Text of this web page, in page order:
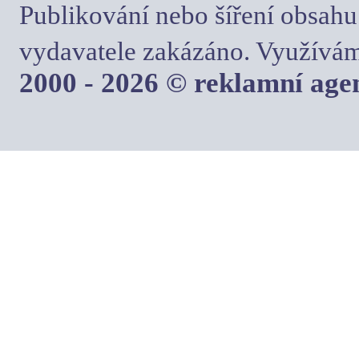
Publikování nebo šíření
vydavatele zakázáno.
2000 - 2026 © reklamní